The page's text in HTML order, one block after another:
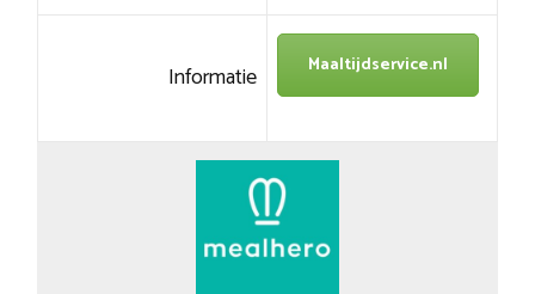
Informatie Maaltijdservice.nl